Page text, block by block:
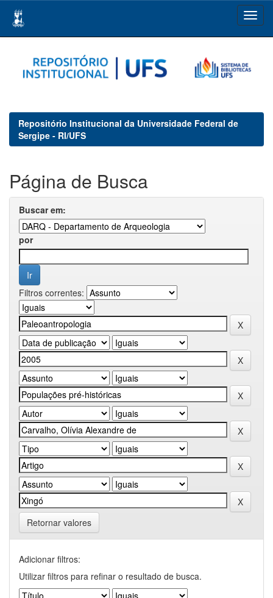
navigation
Repositório Institucional da Universidade Federal de
Sergipe - RI/UFS
Página de Busca
Buscar em:
por
Filtros correntes:
Retornar valores
Adicionar filtros:
Utilizar filtros para refinar o resultado de busca.